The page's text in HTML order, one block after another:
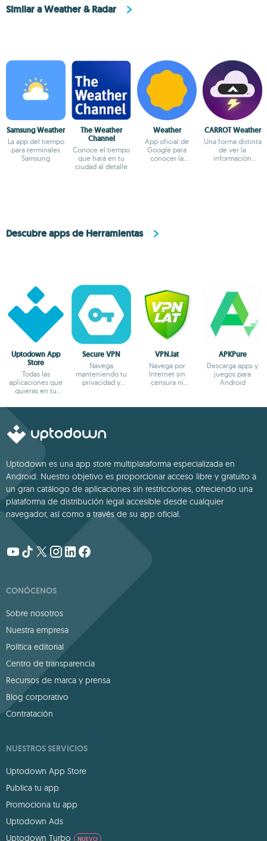
Similar a Weather & Radar
Samsung Weather
La app del tiempo
para terminales
Samsung
The Weather
Channel
Conoce el tiempo
que hará en tu
ciudad al detalle
Weather
App oficial de
Google para
conocer la
CARROT Weather
Una forma distinta
de ver la
información
Descubre apps de Herramientas
Uptodown App
Store
Todas las
aplicaciones que
quieras en tu
Secure VPN
Navega
manteniendo tu
privacidad y
VPN.lat
Navega por
Internet sin
censura ni
APKPure
Descarga apps y
juegos para
Android
Uptodown es una app store multiplataforma especializada en
Android. Nuestro objetivo es proporcionar acceso libre y gratuito a
un gran catálogo de aplicaciones sin restricciones, ofreciendo una
plataforma de distribución legal accesible desde cualquier
navegador, así como a través de su app oficial.
CONÓCENOS
Sobre nosotros
Nuestra empresa
Política editorial
Centro de transparencia
Recursos de marca y prensa
Blog corporativo
Contratación
NUESTROS SERVICIOS
Uptodown App Store
Publica tu app
Promociona tu app
Uptodown Ads
Uptodown Turbo
NUEVO